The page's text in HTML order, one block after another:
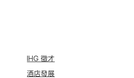
IHG 徵才
酒店發展